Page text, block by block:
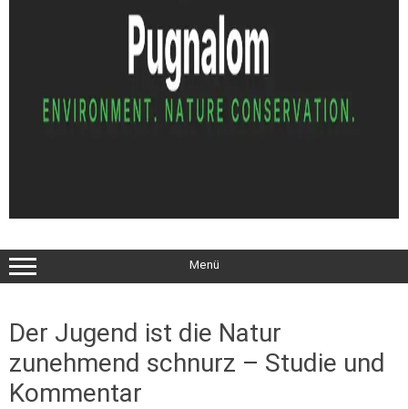
Menü
Der Jugend ist die Natur
zunehmend schnurz – Studie und
Kommentar